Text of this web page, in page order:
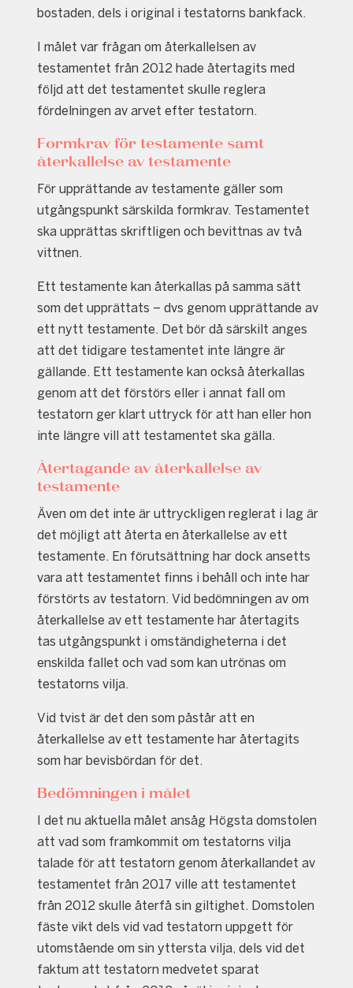
bostaden, dels i original i testatorns bankfack.
I målet var frågan om återkallelsen av
testamentet från 2012 hade återtagits med
följd att det testamentet skulle reglera
fördelningen av arvet efter testatorn.
Formkrav för testamente samt
återkallelse av testamente
För upprättande av testamente gäller som
utgångspunkt särskilda formkrav. Testamentet
ska upprättas skriftligen och bevittnas av två
vittnen.
Ett testamente kan återkallas på samma sätt
som det upprättats – dvs genom upprättande av
ett nytt testamente. Det bör då särskilt anges
att det tidigare testamentet inte längre är
gällande. Ett testamente kan också återkallas
genom att det förstörs eller i annat fall om
testatorn ger klart uttryck för att han eller hon
inte längre vill att testamentet ska gälla.
Återtagande av återkallelse av
testamente
Även om det inte är uttryckligen reglerat i lag är
det möjligt att återta en återkallelse av ett
testamente. En förutsättning har dock ansetts
vara att testamentet finns i behåll och inte har
förstörts av testatorn. Vid bedömningen av om
återkallelse av ett testamente har återtagits
tas utgångspunkt i omständigheterna i det
enskilda fallet och vad som kan utrönas om
testatorns vilja.
Vid tvist är det den som påstår att en
återkallelse av ett testamente har återtagits
som har bevisbördan för det.
Bedömningen i målet
I det nu aktuella målet ansåg Högsta domstolen
att vad som framkommit om testatorns vilja
talade för att testatorn genom återkallandet av
testamentet från 2017 ville att testamentet
från 2012 skulle återfå sin giltighet. Domstolen
fäste vikt dels vid vad testatorn uppgett för
utomstående om sin yttersta vilja, dels vid det
faktum att testatorn medvetet sparat